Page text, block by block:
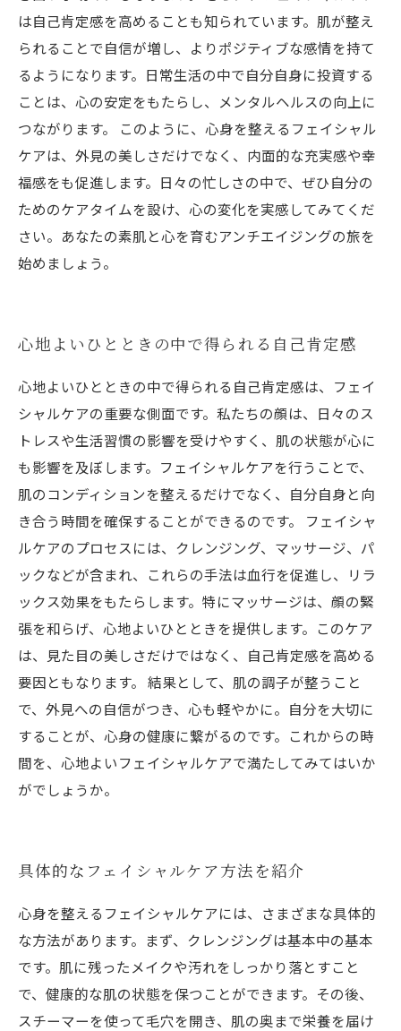
は自己肯定感を高めることも知られています。肌が整え
られることで自信が増し、よりポジティブな感情を持て
るようになります。日常生活の中で自分自身に投資する
ことは、心の安定をもたらし、メンタルヘルスの向上に
つながります。 このように、心身を整えるフェイシャル
ケアは、外見の美しさだけでなく、内面的な充実感や幸
福感をも促進します。日々の忙しさの中で、ぜひ自分の
ためのケアタイムを設け、心の変化を実感してみてくだ
さい。あなたの素肌と心を育むアンチエイジングの旅を
始めましょう。
心地よいひとときの中で得られる自己肯定感
心地よいひとときの中で得られる自己肯定感は、フェイ
シャルケアの重要な側面です。私たちの顔は、日々のス
トレスや生活習慣の影響を受けやすく、肌の状態が心に
も影響を及ぼします。フェイシャルケアを行うことで、
肌のコンディションを整えるだけでなく、自分自身と向
き合う時間を確保することができるのです。 フェイシャ
ルケアのプロセスには、クレンジング、マッサージ、パ
ックなどが含まれ、これらの手法は血行を促進し、リラ
ックス効果をもたらします。特にマッサージは、顔の緊
張を和らげ、心地よいひとときを提供します。このケア
は、見た目の美しさだけではなく、自己肯定感を高める
要因ともなります。 結果として、肌の調子が整うこと
で、外見への自信がつき、心も軽やかに。自分を大切に
することが、心身の健康に繋がるのです。これからの時
間を、心地よいフェイシャルケアで満たしてみてはいか
がでしょうか。
具体的なフェイシャルケア方法を紹介
心身を整えるフェイシャルケアには、さまざまな具体的
な方法があります。まず、クレンジングは基本中の基本
です。肌に残ったメイクや汚れをしっかり落とすこと
で、健康的な肌の状態を保つことができます。その後、
スチーマーを使って毛穴を開き、肌の奥まで栄養を届け